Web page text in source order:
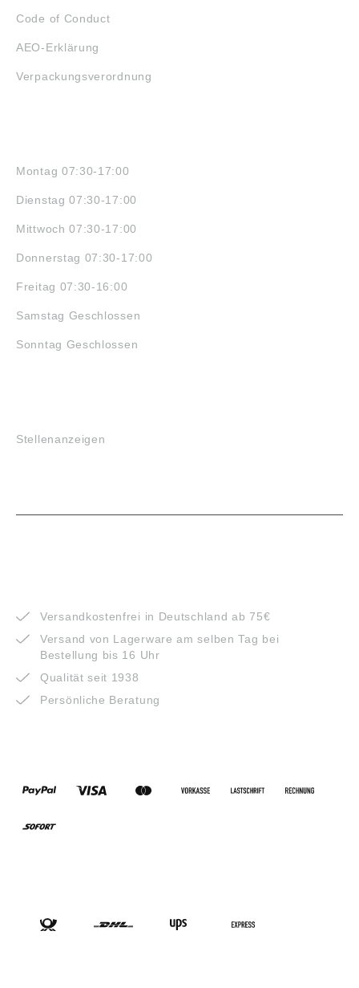
Code of Conduct
AEO-Erklärung
Verpackungsverordnung
Montag 07:30-17:00
Dienstag 07:30-17:00
Mittwoch 07:30-17:00
Donnerstag 07:30-17:00
Freitag 07:30-16:00
Samstag Geschlossen
Sonntag Geschlossen
Stellenanzeigen
Versandkostenfrei in Deutschland ab 75€
Versand von Lagerware am selben Tag bei
Bestellung bis 16 Uhr
Qualität seit 1938
Persönliche Beratung